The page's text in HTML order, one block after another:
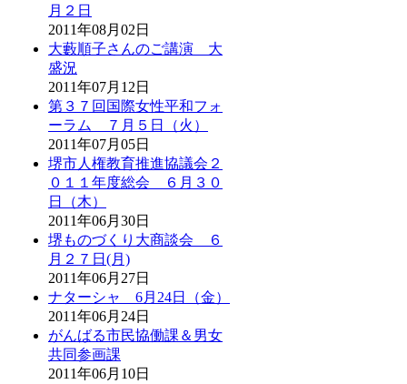
月２日
2011年08月02日
大藪順子さんのご講演 大
盛況
2011年07月12日
第３７回国際女性平和フォ
ーラム ７月５日（火）
2011年07月05日
堺市人権教育推進協議会２
０１１年度総会 ６月３０
日（木）
2011年06月30日
堺ものづくり大商談会 ６
月２７日(月)
2011年06月27日
ナターシャ 6月24日（金）
2011年06月24日
がんばる市民協働課＆男女
共同参画課
2011年06月10日